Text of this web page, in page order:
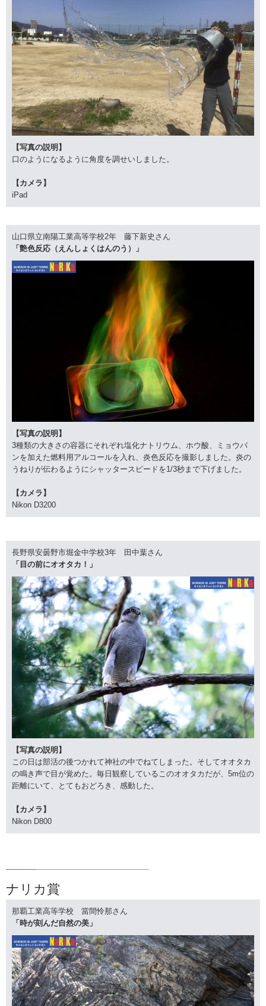
【写真の説明】
口のようになるように角度を調せいしました。
【カメラ】
iPad
山口県立南陽工業高等学校2年 藤下新史さん
「艶色反応（えんしょくはんのう）」
【写真の説明】
3種類の大きさの容器にそれぞれ塩化ナトリウム、ホウ酸、ミョウバ
ンを加えた燃料用アルコールを入れ、炎色反応を撮影しました。炎の
うねりが伝わるようにシャッタースピードを1/3秒まで下げました。
【カメラ】
Nikon D3200
長野県安曇野市堀金中学校3年 田中葉さん
「目の前にオオタカ！」
【写真の説明】
この日は部活の後つかれて神社の中でねてしまった。そしてオオタカ
の鳴き声で目が覚めた。毎日観察しているこのオオタカだが、5m位の
距離にいて、とてもおどろき、感動した。
【カメラ】
Nikon D800
ナリカ賞
那覇工業高等学校 當間怜那さん
「時が刻んだ自然の美」